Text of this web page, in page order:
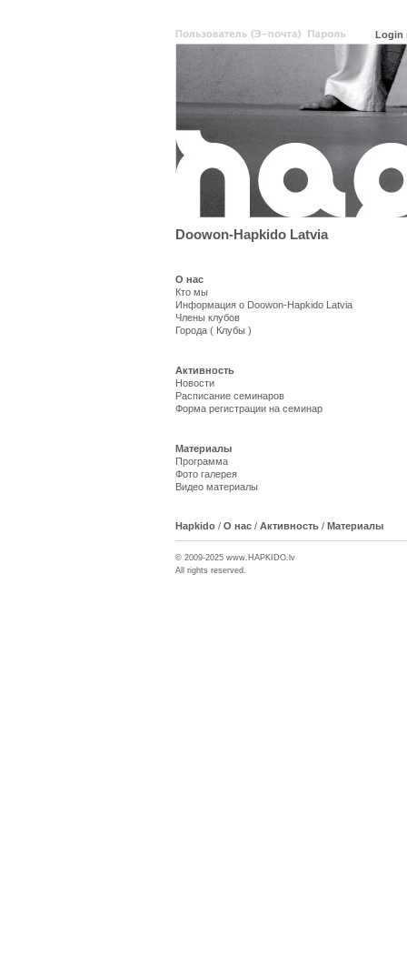
Doowon-Hapkido Latvia
О нас
Кто мы
Информация о Doowon-Hapkido Latvia
Члены клубов
Города ( Клубы )
Активность
Новости
Расписание семинаров
Форма регистрации на семинар
Материалы
Программа
Фото галерея
Видео материалы
Hapkido / О нас / Активность / Материалы
© 2009-2025 www. HAPKIDO.lv
All rights reserved.